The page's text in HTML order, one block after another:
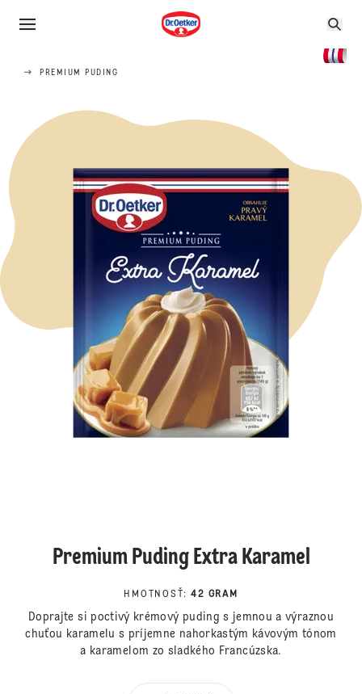
PREMIUM PUDING
Premium Puding Extra Karamel
HMOTNOSŤ : 42 GRAM
Doprajte si poctivý krémový puding s jemnou a výraznou
chuťou karamelu s príjemne nahorkastým kávovým tónom
a karamelom zo sladkého Francúzska.